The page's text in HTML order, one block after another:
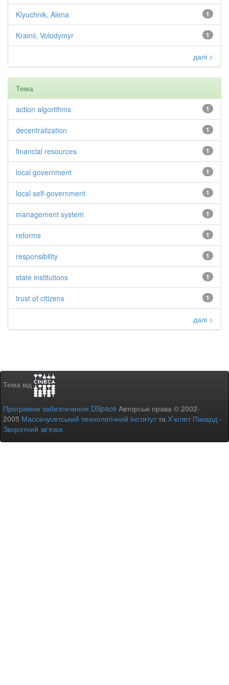
1
Klyuchnik, Alena
1
Krainii, Volodymyr
далі >
Тема
1
action algorithms
1
decentralization
1
financial resources
1
local government
1
local self-government
1
management system
1
reforms
1
responsibility
1
state institutions
1
trust of citizens
далі >
Тема від
Програмне забезпечення DSpace Авторські права © 2002-
2005 Массачусетський технологічний інститутта Х’юлет Пакард -
Зворотний зв’язок